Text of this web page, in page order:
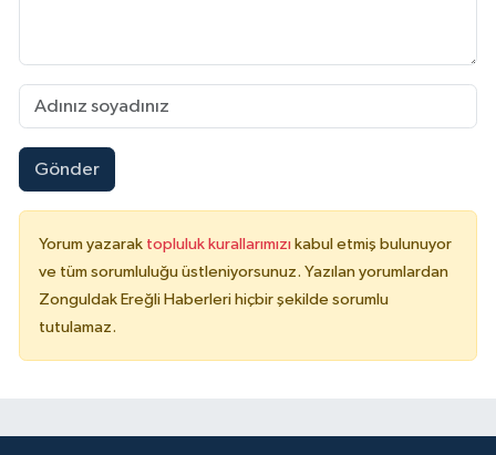
Gönder
Yorum yazarak topluluk kurallarımızı kabul etmiş bulunuyor
ve tüm sorumluluğu üstleniyorsunuz. Yazılan yorumlardan
Zonguldak Ereğli Haberleri hiçbir şekilde sorumlu
tutulamaz.